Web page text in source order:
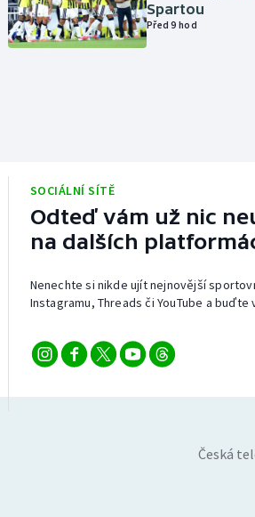
Spartou
Před 9 hod
SOCIÁLNÍ SÍTĚ
Odteď vám už nic
na dalších
Nenechte si nikde ujít nejnovější
Instagramu, Threads či YouTube a buďte
Česká